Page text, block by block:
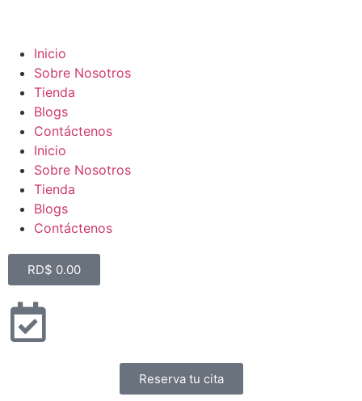
Inicio
Sobre Nosotros
Tienda
Blogs
Contáctenos
Inicio
Sobre Nosotros
Tienda
Blogs
Contáctenos
RD$ 0.00
Reserva tu cita